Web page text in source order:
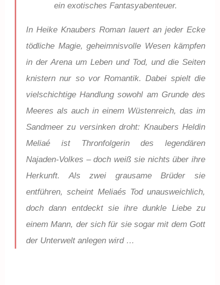
ein exotisches Fantasyabenteuer.
In Heike Knaubers Roman lauert an jeder Ecke
tödliche Magie, geheimnisvolle Wesen kämpfen
in der Arena um Leben und Tod, und die Seiten
knistern nur so vor Romantik. Dabei spielt die
vielschichtige Handlung sowohl am Grunde des
Meeres als auch in einem Wüstenreich, das im
Sandmeer zu versinken droht: Knaubers Heldin
Meliaé ist Thronfolgerin des legendären
Najaden-Volkes – doch weiß sie nichts über ihre
Herkunft. Als zwei grausame Brüder sie
entführen, scheint Meliaés Tod unausweichlich,
doch dann entdeckt sie ihre dunkle Liebe zu
einem Mann, der sich für sie sogar mit dem Gott
der Unterwelt anlegen wird …